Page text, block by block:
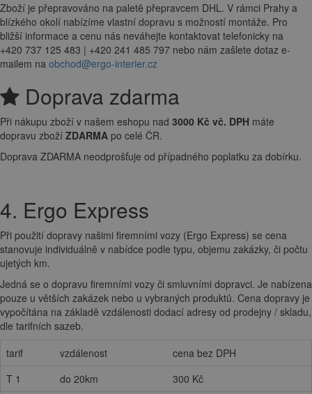
Zboží je přepravováno na paletě přepravcem DHL. V rámci Prahy a
blízkého okolí nabízíme vlastní dopravu s možností montáže. Pro
bližší informace a cenu nás neváhejte kontaktovat telefonicky na
+420 737 125 483 | +420 241 485 797 nebo nám zašlete dotaz e-
mailem na obchod@ergo-interier.cz
Doprava zdarma
Při nákupu zboží v našem eshopu nad 3000 Kč vč. DPH máte
dopravu zboží ZDARMA po celé ČR.
Doprava ZDARMA neodprošťuje od případného poplatku za dobírku.
4. Ergo Express
Při použití dopravy našimi firemními vozy (Ergo Express) se cena
stanovuje individuálně v nabídce podle typu, objemu zakázky, či počtu
ujetých km.
Jedná se o dopravu firemními vozy či smluvními dopravci. Je nabízena
pouze u větších zakázek nebo u vybraných produktů. Cena dopravy je
vypočítána na základě vzdálenosti dodací adresy od prodejny / skladu,
dle tarifních sazeb.
tarif
vzdálenost
cena bez DPH
T 1
do 20km
300 Kč